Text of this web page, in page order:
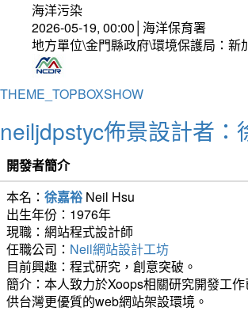
海洋污染
2026-05-19, 00:00│海洋保育署
地方單位\金門縣政府\環境保護局：
THEME_TOPBOXSHOW
neiljdpstyc佈景設計者：
開發者簡介
本名： 徐嘉裕 Neil Hsu
出生年份：1976年
現職：網站程式設計師
任職公司： Neil網站設計工坊
目前興趣：程式研究，創意突破。
簡介：本人致力於Xoops相關研究開發工
供台灣更優質的web網站架設環境。